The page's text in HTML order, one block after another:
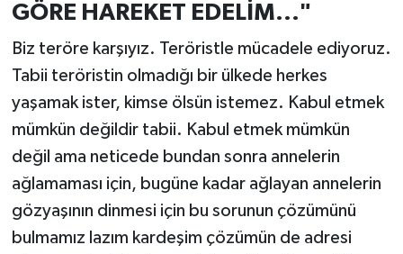
GÖRE HAREKET EDELİM..."
Biz teröre karşıyız. Teröristle mücadele ediyoruz.
Tabii teröristin olmadığı bir ülkede herkes
yaşamak ister, kimse ölsün istemez. Kabul etmek
mümkün değildir tabii. Kabul etmek mümkün
değil ama neticede bundan sonra annelerin
ağlamaması için, bugüne kadar ağlayan annelerin
gözyaşının dinmesi için bu sorunun çözümünü
bulmamız lazım kardeşim çözümün de adresi